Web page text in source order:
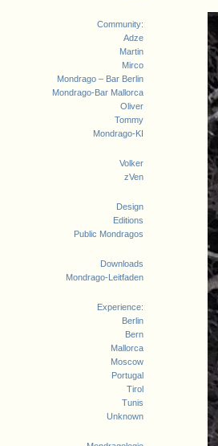
Community:
Adze
Martin
Mirco
Mondrago – Bar Berlin
Mondrago-Bar Mallorca
Oliver
Tommy
Mondrago-KI
Volker
zVen
Design
Editions
Public Mondragos
Downloads
Mondrago-Leitfaden
Experience:
Berlin
Bern
Mallorca
Moscow
Portugal
Tirol
Tunis
Unknown